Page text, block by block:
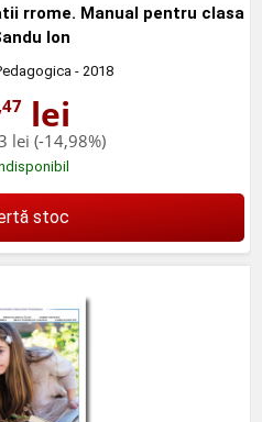
rrome. Manual pentru clasa
Ion
- 2018
,47 lei
lei (-14,98%)
stoc